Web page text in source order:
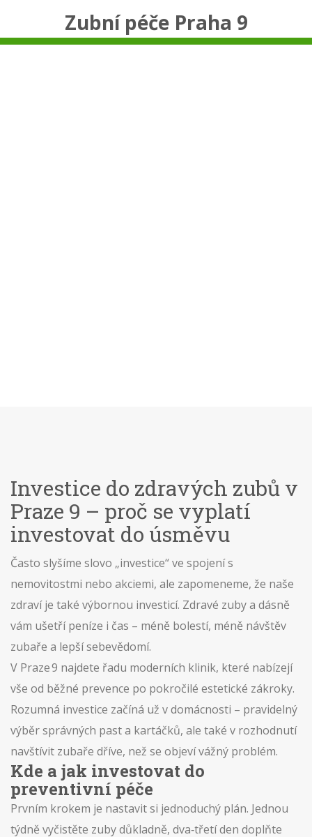
Zubní péče Praha 9
Investice do zdravých zubů v
Praze 9 – proč se vyplatí
investovat do úsměvu
Často slyšíme slovo „investice“ ve spojení s
nemovitostmi nebo akciemi, ale zapomeneme, že naše
zdraví je také výbornou investicí. Zdravé zuby a dásně
vám ušetří peníze i čas – méně bolestí, méně návštěv
zubaře a lepší sebevědomí.
V Praze 9 najdete řadu moderních klinik, které nabízejí
vše od běžné prevence po pokročilé estetické zákroky.
Rozumná investice začíná už v domácnosti – pravidelný
výběr správných past a kartáčků, ale také v rozhodnutí
navštívit zubaře dříve, než se objeví vážný problém.
Kde a jak investovat do
preventivní péče
Prvním krokem je nastavit si jednoduchý plán. Jednou
týdně vyčistěte zuby důkladně, dva‑třetí den doplňte